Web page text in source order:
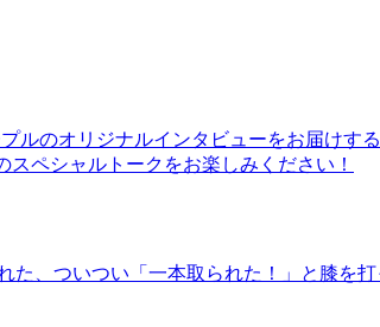
のオリジナルインタビューをお届けす
ペシャルトークをお楽しみください！
、ついつい「一本取られた！」と膝を